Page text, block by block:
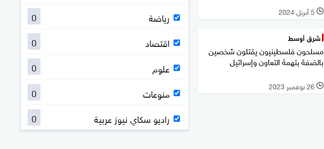
l 5 أبريل 2024
شرق أوسط
مسلحون فلسطينيون يقتلون شخصين
بالضفة بتهمة التعاون وإسرائيل
l 26 نوفمبر 2023
رياضة
0
اقتصاد
0
علوم
0
منوعات
0
راديو سكاي نيوز عربية
0